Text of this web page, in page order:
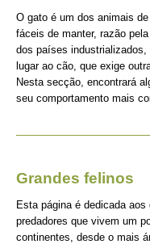
O gato é um dos animais
fáceis de manter, razão
dos países industrializados,
lugar ao cão, que exige
Nesta secção, encontrará
seu comportamento mais
Grandes felinos
Esta página é dedicada aos
predadores que vivem um
continentes, desde o mais